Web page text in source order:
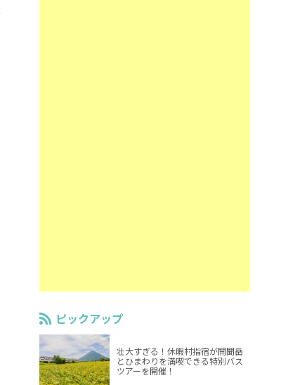
ピックアップ
壮大すぎる！休暇村指宿が開聞岳
とひまわりを満喫できる特別バス
ツアーを開催！